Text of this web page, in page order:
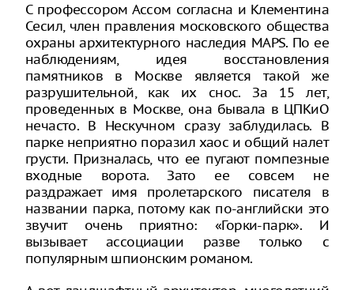
С профессором Ассом согласна и Клементина
Сесил, член правления московского общества
охраны архитектурного наследия MAPS. По ее
наблюдениям, идея восстановления
памятников в Москве является такой же
разрушительной, как их снос. За 15 лет,
проведенных в Москве, она бывала в ЦПКиО
нечасто. В Нескучном сразу заблудилась. В
парке неприятно поразил хаос и общий налет
грусти. Призналась, что ее пугают помпезные
входные ворота. Зато ее совсем не
раздражает имя пролетарского писателя в
названии парка, потому как по-английски это
звучит очень приятно: «Горки-парк». И
вызывает ассоциации разве только с
популярным шпионским романом.